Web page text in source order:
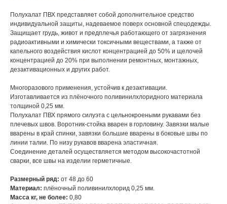
Полухалат ПВХ представляет собой дополнительное средство
индивидуальной защиты, надеваемое поверх основной спецодежды.
Защищает грудь, живот и предплечья работающего от загрязнения
радиоактивными и химически токсичными веществами, а также от
капельного воздействия кислот концентрацией до 50% и щелочей
концентрацией до 20% при выполнении ремонтных, монтажных,
дезактивационных и других работ.
Многоразового применения, устойчив к дезактивации.
Изготавливается из плёночного поливинилхлоридного материала
толщиной 0,25 мм.
Полухалат ПВХ прямого силуэта с цельнокроеными рукавами без
плечевых швов. Воротник-стойка вварен в горловину. Завязки малые
вварены в край спинки, завязки большие вварены в боковые швы по
линии талии. По низу рукавов вварена эластичная.
Соединение деталей осуществляется методом высокочастотной
сварки, все швы на изделии герметичные.
Размерный ряд: от 48 до 60
Материал: плёночный поливинилхлорид 0,25 мм.
Масса кг, не более: 0,80